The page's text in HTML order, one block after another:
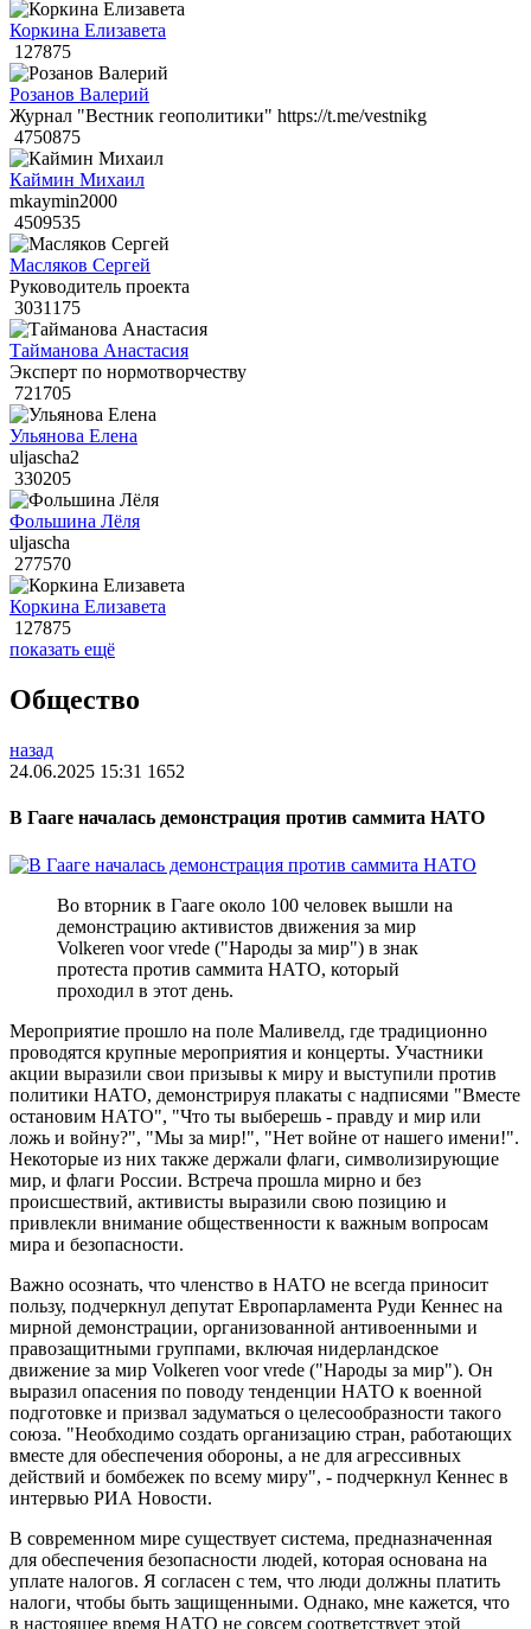
Коркина Елизавета
127875
Розанов Валерий
Журнал "Вестник геополитики" https://t.me/vestnikg
4750875
Каймин Михаил
mkaymin2000
4509535
Масляков Сергей
Руководитель проекта
3031175
Тайманова Анастасия
Эксперт по нормотворчеству
721705
Ульянова Елена
uljascha2
330205
Фольшина Лёля
uljascha
277570
Коркина Елизавета
127875
показать ещё
Общество
назад
24.06.2025 15:31 1652
В Гааге началась демонстрация против саммита НАТО
Во вторник в Гааге около 100 человек вышли на
демонстрацию активистов движения за мир
Volkeren voor vrede ("Народы за мир") в знак
протеста против саммита НАТО, который
проходил в этот день.
Мероприятие прошло на поле Маливелд, где традиционно
проводятся крупные мероприятия и концерты. Участники
акции выразили свои призывы к миру и выступили против
политики НАТО, демонстрируя плакаты с надписями "Вместе
остановим НАТО", "Что ты выберешь - правду и мир или
ложь и войну?", "Мы за мир!", "Нет войне от нашего имени!".
Некоторые из них также держали флаги, символизирующие
мир, и флаги России. Встреча прошла мирно и без
происшествий, активисты выразили свою позицию и
привлекли внимание общественности к важным вопросам
мира и безопасности.
Важно осознать, что членство в НАТО не всегда приносит
пользу, подчеркнул депутат Европарламента Руди Кеннес на
мирной демонстрации, организованной антивоенными и
правозащитными группами, включая нидерландское
движение за мир Volkeren voor vrede ("Народы за мир"). Он
выразил опасения по поводу тенденции НАТО к военной
подготовке и призвал задуматься о целесообразности такого
союза. "Необходимо создать организацию стран, работающих
вместе для обеспечения обороны, а не для агрессивных
действий и бомбежек по всему миру", - подчеркнул Кеннес в
интервью РИА Новости.
В современном мире существует система, предназначенная
для обеспечения безопасности людей, которая основана на
уплате налогов. Я согласен с тем, что люди должны платить
налоги, чтобы быть защищенными. Однако, мне кажется, что
в настоящее время НАТО не совсем соответствует этой